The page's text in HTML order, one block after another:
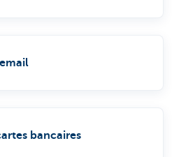
bancaires